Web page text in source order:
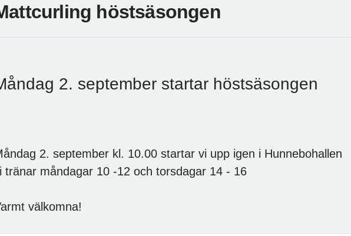
höstsäsongen
2. september startar höstsäsongen
2. september kl. 10.00 startar vi upp igen i Hunnebohallen
tränar måndagar 10 -12 och torsdagar 14 - 16
välkomna!